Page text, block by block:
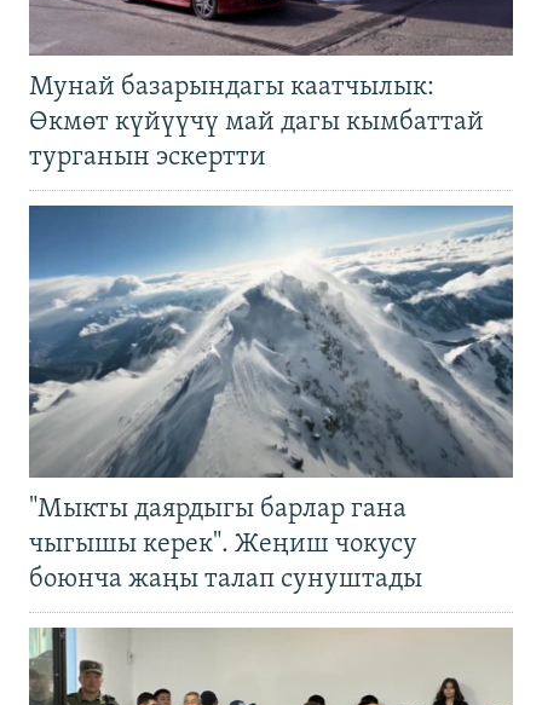
Мунай базарындагы каатчылык:
Өкмөт күйүүчү май дагы кымбаттай
турганын эскертти
"Мыкты даярдыгы барлар гана
чыгышы керек". Жеңиш чокусу
боюнча жаңы талап сунуштады